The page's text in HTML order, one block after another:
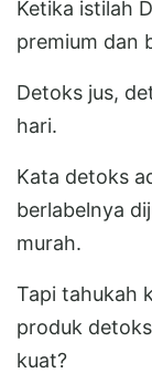
Ketika istilah
premium dan
Detoks jus,
hari.
Kata detoks
berlabelnya
murah.
Tapi tahukah
produk
kuat?